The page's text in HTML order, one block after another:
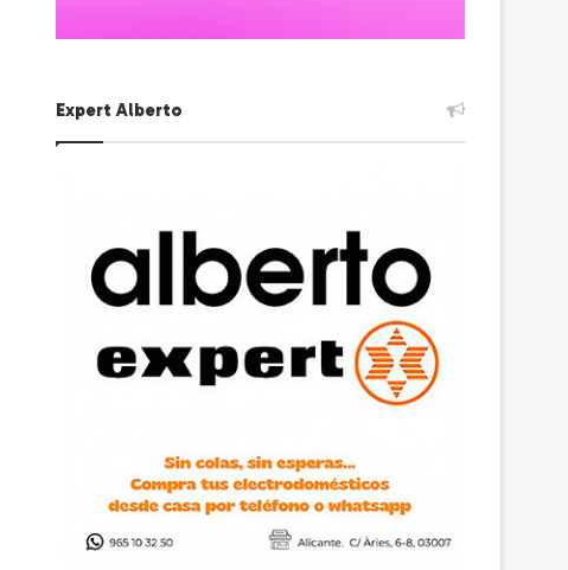
Expert Alberto